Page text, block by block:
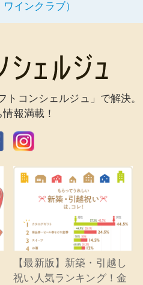
インクラブ）
トコンシェルジュ」で解決。
報満載！
【最新版】新築・引越し
祝い人気ランキング！金